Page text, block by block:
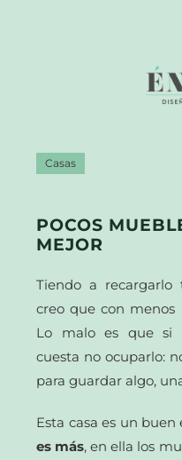
Casas
POCOS
MEJOR
Tiendo a recargarlo
creo que con menos
Lo malo es que si
cuesta no ocuparlo:
para guardar algo,
Esta casa es un
es más, en ella los